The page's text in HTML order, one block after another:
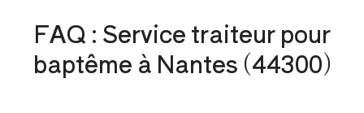
FAQ : Service traiteur pour
baptême à Nantes (44300)